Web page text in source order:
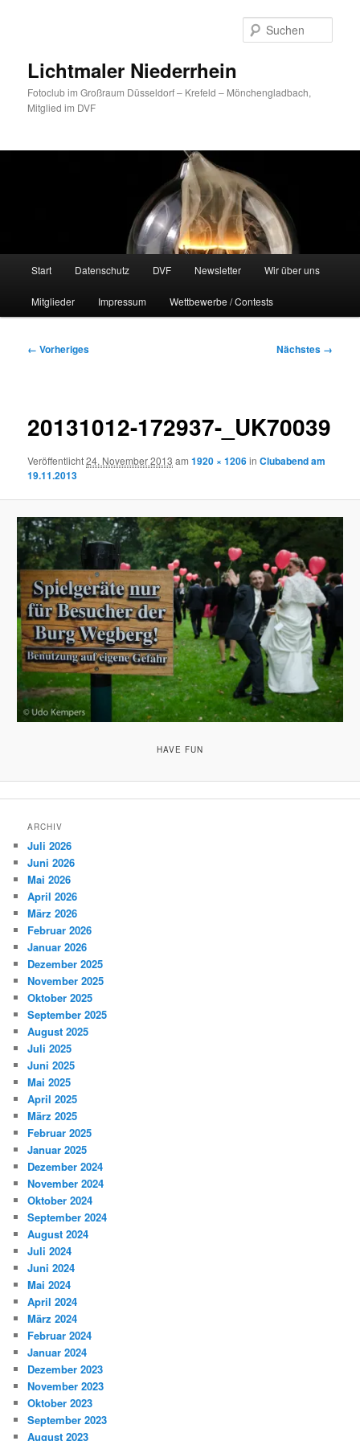
Lichtmaler Niederrhein
Fotoclub im Großraum Düsseldorf – Krefeld – Mönchengladbach,
Mitglied im DVF
Start Datenschutz DVF Newsletter Wir über uns
Mitglieder Impressum Wettbewerbe / Contests
Bilder-
← Vorheriges Nächstes →
20131012-172937-_UK70039
Veröffentlicht24. November 2013 am1920 × 1206inClubabend am
19.11.2013
HAVE FUN
ARCHIV
Juli 2026
Juni 2026
Mai 2026
April 2026
März 2026
Februar 2026
Januar 2026
Dezember 2025
November 2025
Oktober 2025
September 2025
August 2025
Juli 2025
Juni 2025
Mai 2025
April 2025
März 2025
Februar 2025
Januar 2025
Dezember 2024
November 2024
Oktober 2024
September 2024
August 2024
Juli 2024
Juni 2024
Mai 2024
April 2024
März 2024
Februar 2024
Januar 2024
Dezember 2023
November 2023
Oktober 2023
September 2023
August 2023